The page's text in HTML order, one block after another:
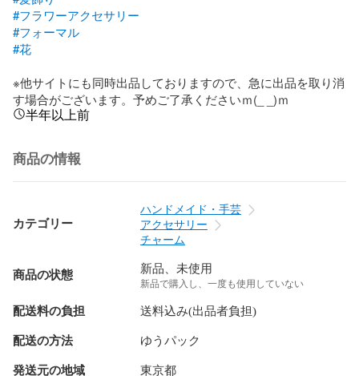
#フラワーアクセサリー
#フォーマル
#花
※他サイトにも同時出品しておりますので、急に出品を取り消
す場合がございます。予めご了承くださいｍ(_ _)ｍ
半年以上前
商品の情報
カテゴリー
ハンドメイド・手芸
アクセサリー
チャーム
商品の状態 新品、未使用
新品で購入し、一度も使用していない
配送料の負担 送料込み(出品者負担)
配送の方法 ゆうパック
発送元の地域 東京都